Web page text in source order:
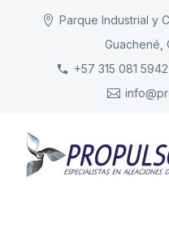
Parque Industrial y
Guachené,
+57 315 081 5942
INICIO